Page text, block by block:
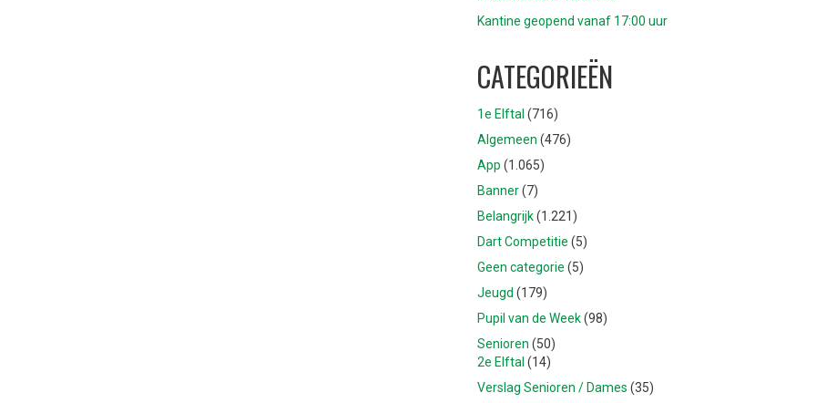
Kantine geopend vanaf 17:00 uur
CATEGORIEËN
1e Elftal (716)
Algemeen (476)
App (1.065)
Banner(7)
Belangrijk(1.221)
Dart Competitie (5)
Geen categorie (5)
Jeugd (179)
Pupil van de Week(98)
Senioren (50)
2e Elftal (14)
Verslag Senioren / Dames (35)